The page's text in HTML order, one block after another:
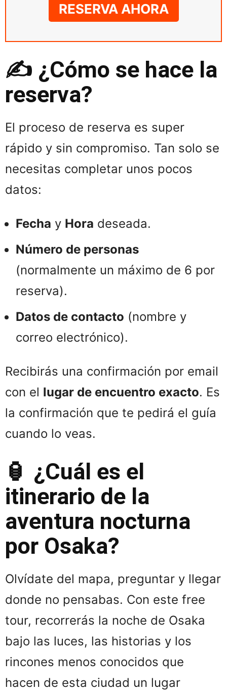
RESERVA AHORA
✍️ ¿Cómo se hace la
reserva?
El proceso de reserva es super
rápido y sin compromiso. Tan solo se
necesitas completar unos pocos
datos:
Fecha y Hora deseada.
Número de personas
(normalmente un máximo de 6 por
reserva).
Datos de contacto (nombre y
correo electrónico).
Recibirás una confirmación por email
con el lugar de encuentro exacto. Es
la confirmación que te pedirá el guía
cuando lo veas.
🏮 ¿Cuál es el
itinerario de la
aventura nocturna
por Osaka?
Olvídate del mapa, preguntar y llegar
donde no pensabas. Con este free
tour, recorrerás la noche de Osaka
bajo las luces, las historias y los
rincones menos conocidos que
hacen de esta ciudad un lugar